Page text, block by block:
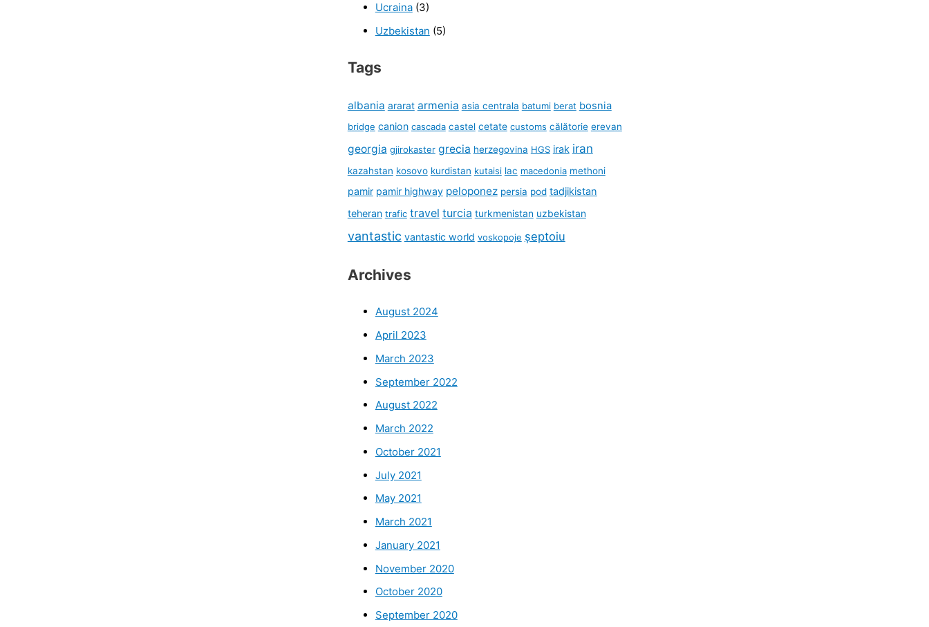
Ucraina(3)
Uzbekistan (5)
Tags
albania ararat armenia asia centrala batumi berat bosnia
bridge canion cascada castel cetate customs călătorie erevan
georgia gjirokaster grecia herzegovina HGS irak iran
kazahstan kosovo kurdistan kutaisi lac macedonia methoni
pamir pamir highway peloponez persia pod tadjikistan
teheran trafic travel turcia turkmenistan uzbekistan
vantastic vantastic world voskopoje șeptoiu
Archives
August 2024
April 2023
March 2023
September 2022
August 2022
March 2022
October 2021
July 2021
May 2021
March 2021
January 2021
November 2020
October 2020
September 2020